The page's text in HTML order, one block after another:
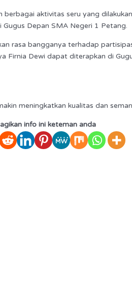
aktivitas seru yang
Depan SMA Negeri 1 Petang.
rasa bangganya terhadap
Dewi dapat diterapkan di
meningkatkan kualitas dan
info ini keteman anda